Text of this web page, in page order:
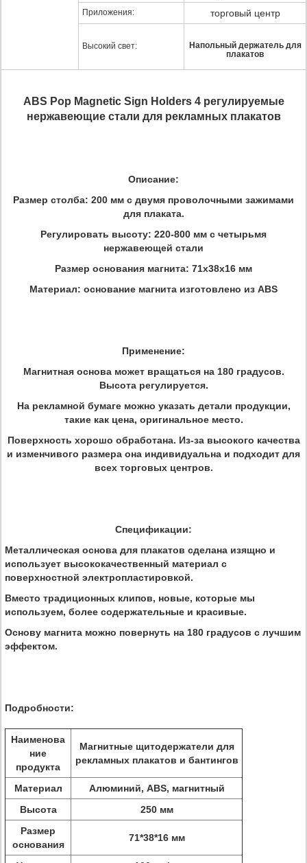
Приложения: торговый центр
Высокий свет:
Напольный держатель для
плакатов
ABS Pop Magnetic Sign Holders 4 регулируемые
нержавеющие стали для рекламных плакатов
Описание:
Размер столба: 200 мм с двумя проволочными зажимами
для плаката.
Регулировать высоту: 220-800 мм с четырьмя
нержавеющей стали
Размер основания магнита: 71x38x16 мм
Материал: основание магнита изготовлено из ABS
Применение:
Магнитная основа может вращаться на 180 градусов.
Высота регулируется.
На рекламной бумаге можно указать детали продукции,
такие как цена, оригинальное место.
Поверхность хорошо обработана. Из-за высокого качества
и изменчивого размера она индивидуальна и подходит для
всех торговых центров.
Спецификации:
Металлическая основа для плакатов сделана изящно и
использует высококачественный материал с
поверхностной электропластировкой.
Вместо традиционных клипов, новые, которые мы
используем, более содержательные и красивые.
Основу магнита можно повернуть на 180 градусов с лучшим
эффектом.
Подробности:
Наименова
ние
продукта
Магнитные щитодержатели для
рекламных плакатов и бантингов
Материал
Алюминий, ABS, магнитный
Высота
250 мм
Размер
основания
71*38*16 мм